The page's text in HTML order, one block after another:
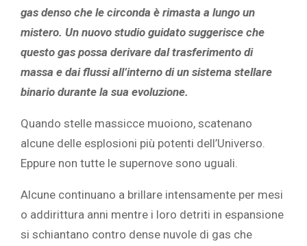
gas denso che le circonda è rimasta a lungo un
mistero. Un nuovo studio guidato suggerisce che
questo gas possa derivare dal trasferimento di
massa e dai flussi all’interno di un sistema stellare
binario durante la sua evoluzione.
Quando stelle massicce muoiono, scatenano
alcune delle esplosioni più potenti dell’Universo.
Eppure non tutte le supernove sono uguali.
Alcune continuano a brillare intensamente per mesi
o addirittura anni mentre i loro detriti in espansione
si schiantano contro dense nuvole di gas che